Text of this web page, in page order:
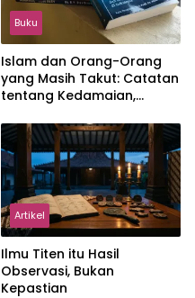
Buku
Islam dan Orang-Orang
yang Masih Takut: Catatan
tentang Kedamaian,
dalam Pemikiran Masykuri
Abdillah
Artikel
Ilmu Titen itu Hasil
Observasi, Bukan
Kepastian